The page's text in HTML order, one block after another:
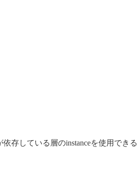
存している層のinstanceを使用でき